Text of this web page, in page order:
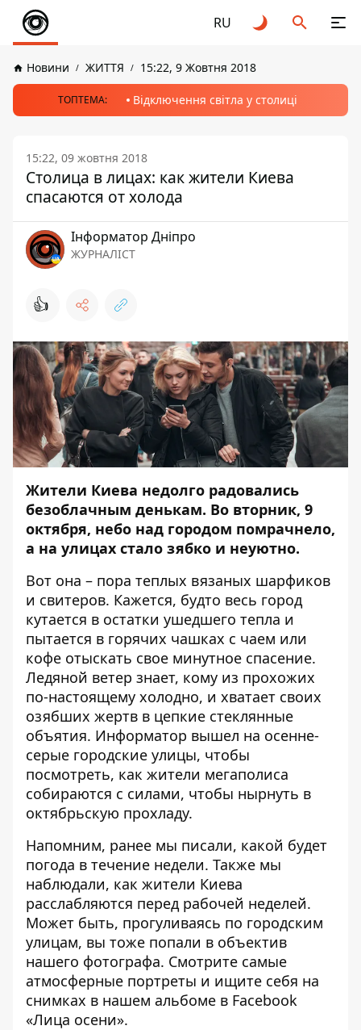
RU
Новини ЖИТТЯ 15:22, 9 Жовтня 2018
ТОПТЕМА: Відключення світла у столиці
15:22, 09 жовтня 2018
Столица в лицах: как жители Киева
спасаются от холода
Інформатор Дніпро
ЖУРНАЛІСТ
👍
Жители Киева недолго радовались
безоблачным денькам. Во вторник, 9
октября, небо над городом помрачнело,
а на улицах стало зябко и неуютно.
Вот она – пора теплых вязаных шарфиков
и свитеров. Кажется, будто весь город
кутается в остатки ушедшего тепла и
пытается в горячих чашках с чаем или
кофе отыскать свое минутное спасение.
Ледяной ветер знает, кому из прохожих
по-настоящему холодно, и хватает своих
озябших жертв в цепкие стеклянные
объятия. Информатор вышел на осенне-
серые городские улицы, чтобы
посмотреть, как жители мегаполиса
собираются с силами, чтобы нырнуть в
октябрьскую прохладу.
Напомним, ранее мы писали, какой будет
погода в течение недели. Также мы
наблюдали, как жители Киева
расслабляются перед рабочей неделей.
Может быть, прогуливаясь по городским
улицам, вы тоже попали в объектив
нашего фотографа. Смотрите самые
атмосферные портреты и ищите себя на
снимках в нашем альбоме в Facebook
«Лица осени».